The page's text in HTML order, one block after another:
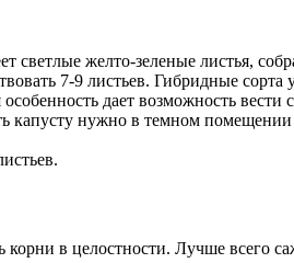
светлые желто-зеленые листья,
7-9 листьев. Гибридные сорта
дает возможность
нужно в темном помещении
в целостности. Лучше всего